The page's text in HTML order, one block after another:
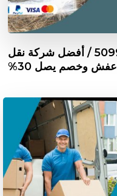
نقل اثاث في العاصمة / 50993677 / أفضل شركة نقل
عفش وخصم يصل 30%